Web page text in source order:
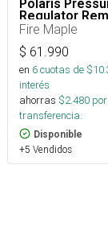
Polaris
Regulator
Fire Maple
$ 61.990
en 6cuotas de $
interés
ahorras $2.480 por
transferencia.
Disponible
+5 Vendidos